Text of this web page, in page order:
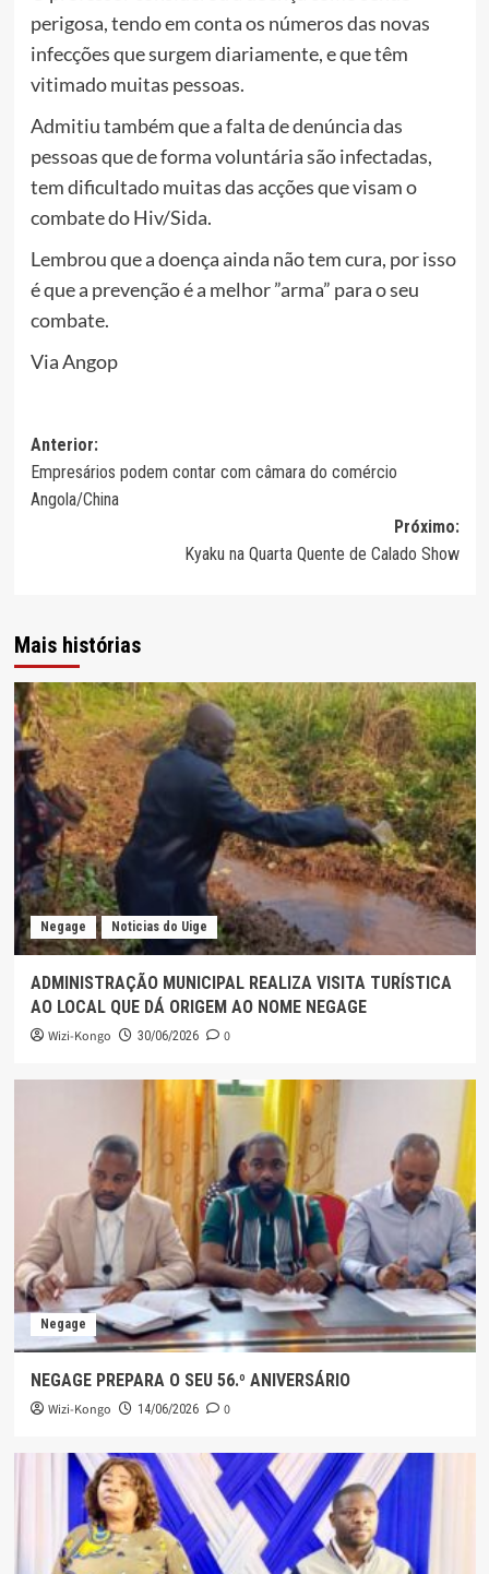
perigosa, tendo em conta os números das novas
infecções que surgem diariamente, e que têm
vitimado muitas pessoas.
Admitiu também que a falta de denúncia das
pessoas que de forma voluntária são infectadas,
tem dificultado muitas das acções que visam o
combate do Hiv/Sida.
Lembrou que a doença ainda não tem cura, por isso
é que a prevenção é a melhor ”arma” para o seu
combate.
Via Angop
Navegação
de
artigos
Anterior:
Empresários podem contar com câmara do comércio
Angola/China
Próximo:
Kyaku na Quarta Quente de Calado Show
Mais histórias
Negage Noticias do Uige
ADMINISTRAÇÃO MUNICIPAL REALIZA VISITA TURÍSTICA
AO LOCAL QUE DÁ ORIGEM AO NOME NEGAGE
Wizi-Kongo 30/06/2026 0
Negage
NEGAGE PREPARA O SEU 56.º ANIVERSÁRIO
Wizi-Kongo 14/06/2026 0